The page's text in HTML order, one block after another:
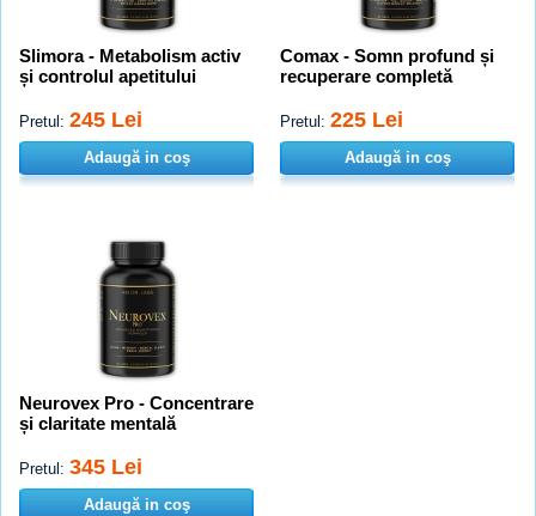
Slimora - Metabolism activ
și controlul apetitului
Pretul: 245 Lei
Adaugă in coş
Comax - Somn profund și
recuperare completă
Pretul: 225 Lei
Adaugă in coş
Neurovex Pro - Concentrare
și claritate mentală
Pretul: 345 Lei
Adaugă in coş